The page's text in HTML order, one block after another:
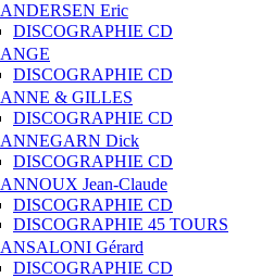
ANDERSEN Eric
DISCOGRAPHIE CD
ANGE
DISCOGRAPHIE CD
ANNE & GILLES
DISCOGRAPHIE CD
ANNEGARN Dick
DISCOGRAPHIE CD
ANNOUX Jean-Claude
DISCOGRAPHIE CD
DISCOGRAPHIE 45 TOURS
ANSALONI Gérard
DISCOGRAPHIE CD